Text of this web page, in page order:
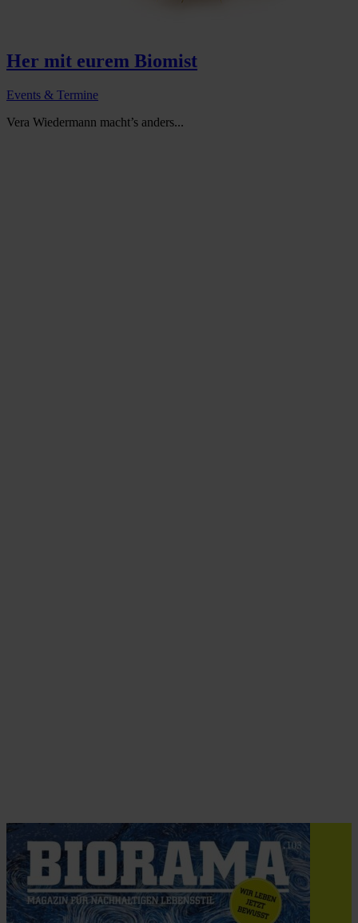
Her mit eurem Biomist
Events & Termine
Vera Wiedermann macht’s anders...